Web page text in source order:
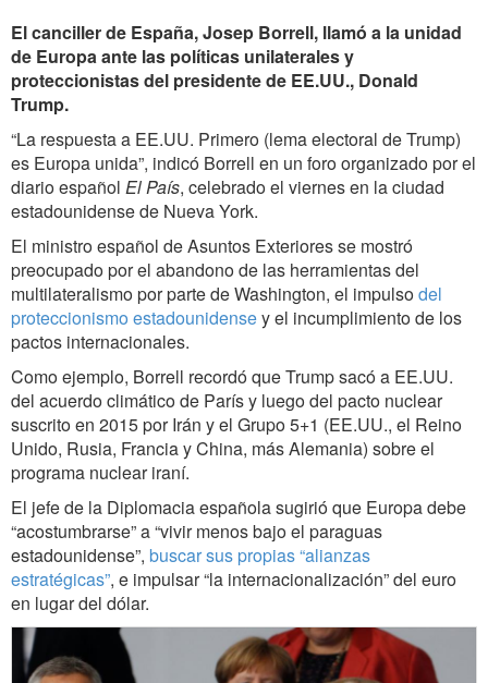
El canciller de España, Josep Borrell, llamó a la unidad
de Europa ante las políticas unilaterales y
proteccionistas del presidente de EE.UU., Donald
Trump.
“La respuesta a EE.UU. Primero (lema electoral de Trump)
es Europa unida”, indicó Borrell en un foro organizado por el
diario español El País, celebrado el viernes en la ciudad
estadounidense de Nueva York.
El ministro español de Asuntos Exteriores se mostró
preocupado por el abandono de las herramientas del
multilateralismo por parte de Washington, el impulsodel
proteccionismo estadounidensey el incumplimiento de los
pactos internacionales.
Como ejemplo, Borrell recordó que Trump sacó a EE.UU.
del acuerdo climático de París y luego del pacto nuclear
suscrito en 2015 por Irán y el Grupo 5+1 (EE.UU., el Reino
Unido, Rusia, Francia y China, más Alemania) sobre el
programa nuclear iraní.
El jefe de la Diplomacia española sugirió que Europa debe
“acostumbrarse” a “vivir menos bajo el paraguas
estadounidense”, buscar sus propias “alianzas
estratégicas”, e impulsar “la internacionalización” del euro
en lugar del dólar.